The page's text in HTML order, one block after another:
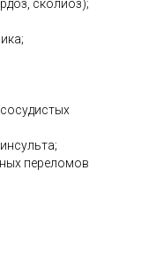
сколиоз);
переломов